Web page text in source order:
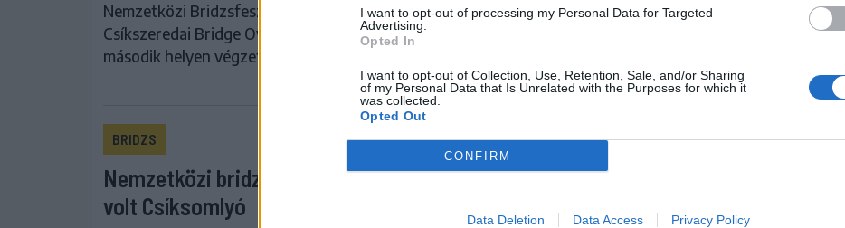
I want to opt-out of processing my Personal Data for Targeted
Advertising.
Opted In
I want to opt-out of Collection, Use, Retention, Sale, and/or Sharing
of my Personal Data that Is Unrelated with the Purposes for which it
was collected.
Opted Out
CONFIRM
Data Deletion Data Access Privacy Policy
Nemzetközi Bridzsfesztiválon, amelyen a
Csíkszeredai Bridge Over Nations csapata a
második helyen végzett.
BRIDZS
Nemzetközi bridzsverseny helyszíne
volt Csíksomlyó